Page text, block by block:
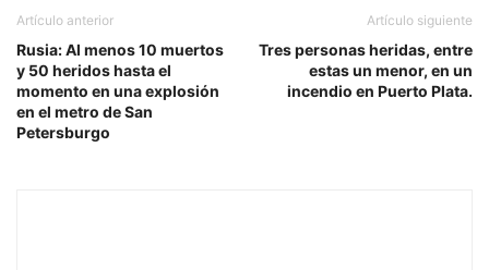
Artículo anterior
Rusia: Al menos 10 muertos
y 50 heridos hasta el
momento en una explosión
en el metro de San
Petersburgo
Artículo siguiente
Tres personas heridas, entre
estas un menor, en un
incendio en Puerto Plata.